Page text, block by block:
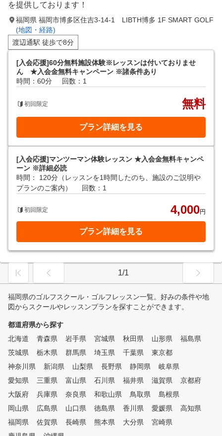
を提供しております！
福岡県 福岡市博多区住吉3-14-1 LIBTH博多 1F SMART GOLF
(地図・経路)
渡辺通駅 徒歩で8分
[入会応援]60分無料施設体験※レッスンは付いておりませ
ん ★入会金無料キャンペーン ※諸条件あり
時間：60分
回数：1
初回限定 無料
プラン詳細を見る
[入会応援]マンツーマン体験レッスン ★入会金無料キャンペ
ーン ※詳細必読
時間： 120分（レッスンを1時間したのち、施設のご説明や
プランのご案内）
回数：1
初回限定 4,000円
プラン詳細を見る
1/1
福岡県のゴルフスクール・ゴルフレッスン一覧。好みの条件や地
図からスクールやレッスンプランを探すことができます。
都道府県から探す
北海道
青森県 岩手県 宮城県 秋田県 山形県
福島県
茨城県
栃木県 群馬県 埼玉県 千葉県
東京都
神奈川県
新潟県 山梨県 長野県 静岡県
岐阜県
愛知県
三重県 富山県 石川県 福井県 滋賀県
京都府
大阪府
兵庫県 奈良県 和歌山県 鳥取県
島根県
岡山県
広島県 山口県 徳島県 香川県 愛媛県
高知県
福岡県
佐賀県 長崎県 熊本県 大分県
宮崎県